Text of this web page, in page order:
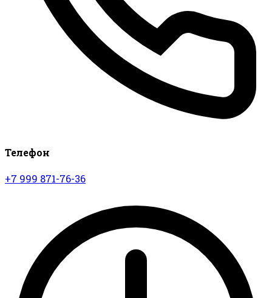
Телефон
+7 999 871-76-36